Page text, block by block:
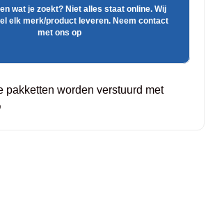
wat je zoekt? Niet alles staat online. Wij
elk merk/product leveren. Neem contact
met ons op
pakketten worden verstuurd met